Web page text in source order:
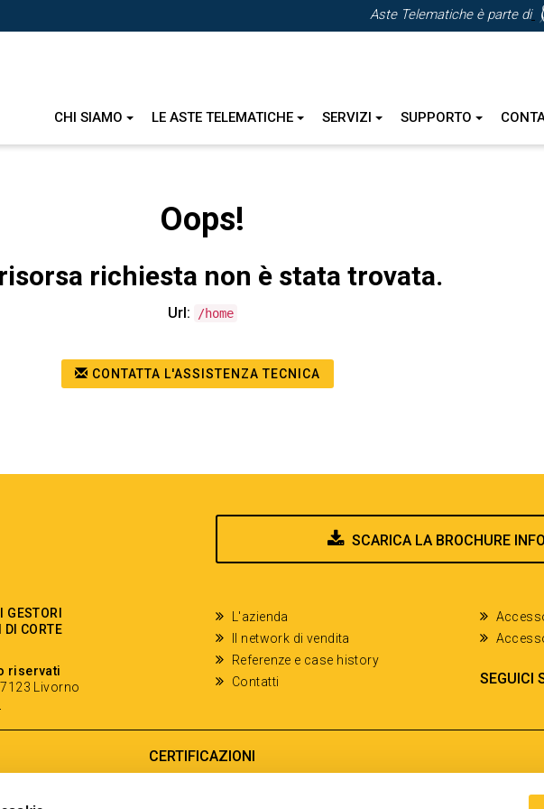
Aste Telematiche è parte di
CHI SIAMO LE ASTE TELEMATICHE SERVIZI SUPPORTO
Oops!
richiesta non è stata trovata.
Url: /home
CONTATTA L'ASSISTENZA TECNICA
SCARICA LA BROCHURE
DI CORTE
riservati
Livorno
L'azienda
Il network di vendita
Referenze e case history
Contatti
SEGUICI
CERTIFICAZIONI